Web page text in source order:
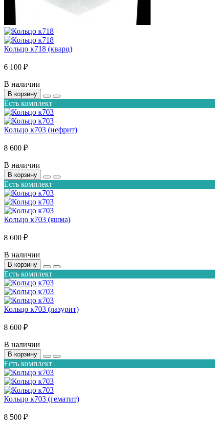
Кольцо к718 (кварц)
6 100 ₽
В наличии
В корзину
Есть комплект
Кольцо к703 (нефрит)
8 600 ₽
В наличии
В корзину
Есть комплект
Кольцо к703 (яшма)
8 600 ₽
В наличии
В корзину
Есть комплект
Кольцо к703 (лазурит)
8 600 ₽
В наличии
В корзину
Есть комплект
Кольцо к703 (гематит)
8 500 ₽